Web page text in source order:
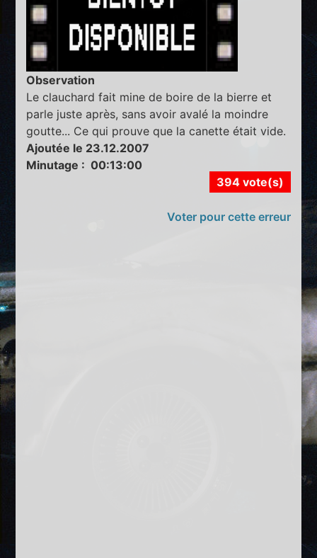
Observation
Le clauchard fait mine de boire de la bierre et
parle juste après, sans avoir avalé la moindre
goutte... Ce qui prouve que la canette était vide.
Ajoutée le 23.12.2007
Minutage : 00:13:00
394 vote(s)
Voter pour cette erreur